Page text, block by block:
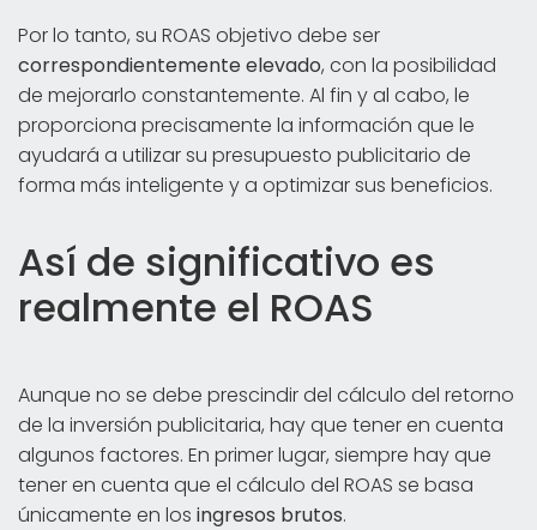
Por lo tanto, su ROAS objetivo debe ser
correspondientemente elevado, con la posibilidad
de mejorarlo constantemente. Al fin y al cabo, le
proporciona precisamente la información que le
ayudará a utilizar su presupuesto publicitario de
forma más inteligente y a optimizar sus beneficios.
Así de significativo es
realmente el ROAS
Aunque no se debe prescindir del cálculo del retorno
de la inversión publicitaria, hay que tener en cuenta
algunos factores. En primer lugar, siempre hay que
tener en cuenta que el cálculo del ROAS se basa
únicamente en los ingresos brutos.